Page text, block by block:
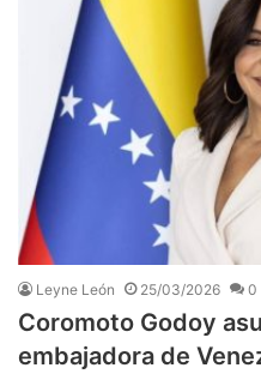
Leyne León 25/03/2026 0
Coromoto Godoy
embajadora de